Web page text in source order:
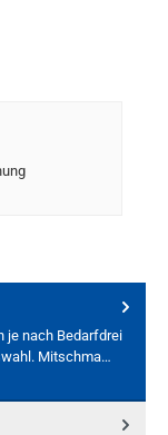
je nach Bedarfdrei
Mitschma…